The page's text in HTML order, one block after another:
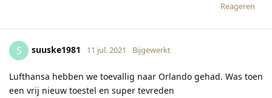
Reageren
S suuske1981 11 jul. 2021 Bijgewerkt
Lufthansa hebben we toevallig naar Orlando gehad. Was toen
een vrij nieuw toestel en super tevreden